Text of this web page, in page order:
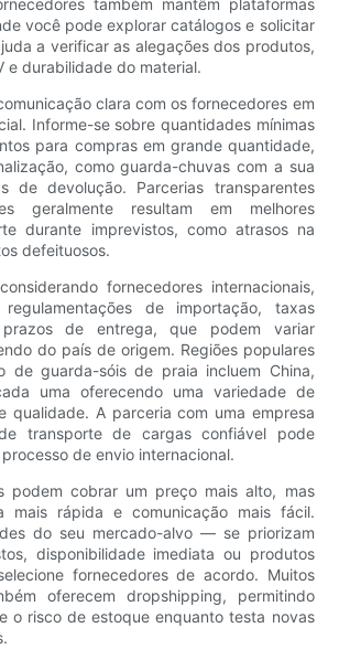
também mantêm plataformas
você pode explorar catálogos e solicitar
a verificar as alegações dos produtos,
e durabilidade do material.
clara com os fornecedores em
Informe-se sobre quantidades mínimas
para compras em grande quantidade,
como guarda-chuvas com a sua
de devolução. Parcerias transparentes
geralmente resultam em melhores
durante imprevistos, como atrasos na
defeituosos.
fornecedores internacionais,
de importação, taxas
de entrega, que podem variar
do país de origem. Regiões populares
de guarda-sóis de praia incluem China,
uma oferecendo uma variedade de
qualidade. A parceria com uma empresa
transporte de cargas confiável pode
de envio internacional.
podem cobrar um preço mais alto, mas
mais rápida e comunicação mais fácil.
do seu mercado-alvo — se priorizam
disponibilidade imediata ou produtos
fornecedores de acordo. Muitos
oferecem dropshipping, permitindo
o risco de estoque enquanto testa novas